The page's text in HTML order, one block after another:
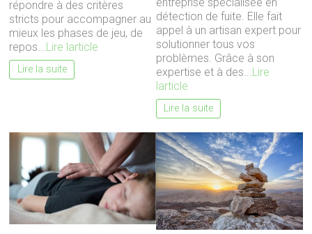
répondre à des critères
stricts pour accompagner au
mieux les phases de jeu, de
repos... Lire larticle
Lire la suite
détection de fuite. Elle fait
appel à un artisan expert pour
solutionner tous vos
problèmes. Grâce à son
expertise et à des...Lire
larticle
Lire la suite